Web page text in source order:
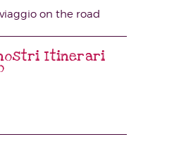
Itinerari